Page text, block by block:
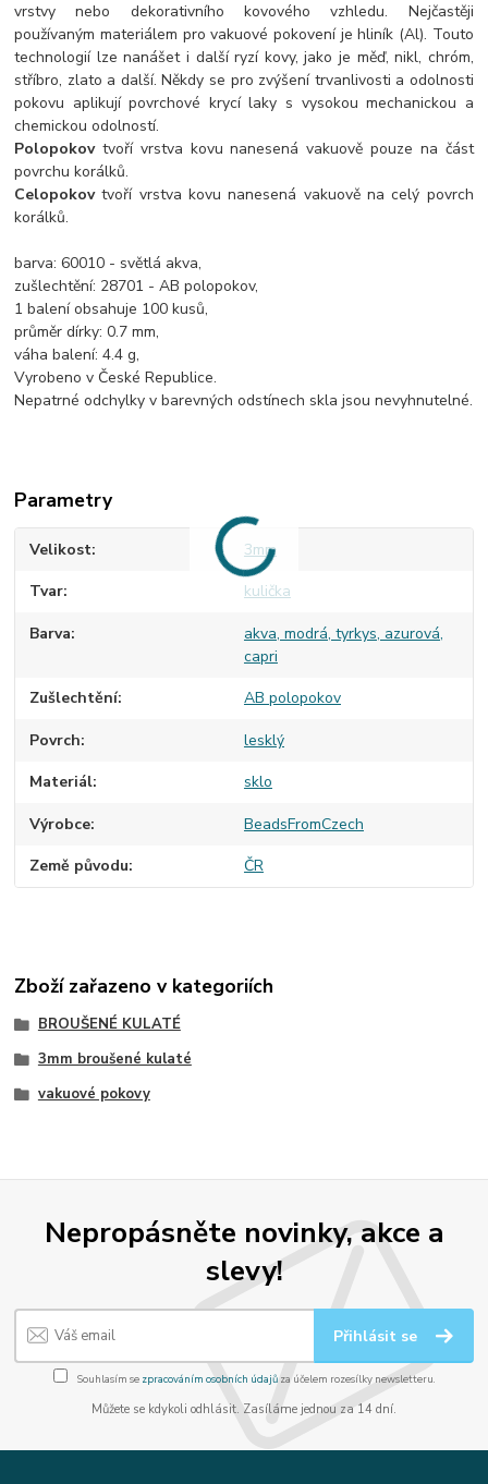
vrstvy nebo dekorativního kovového vzhledu. Nejčastěji
používaným materiálem pro vakuové pokovení je hliník (Al). Touto
technologií lze nanášet i další ryzí kovy, jako je měď, nikl, chróm,
stříbro, zlato a další. Někdy se pro zvýšení trvanlivosti a odolnosti
pokovu aplikují povrchové krycí laky s vysokou mechanickou a
chemickou odolností.
Polopokovtvoří vrstva kovu nanesená vakuově pouze na část
povrchu korálků.
Celopokovtvoří vrstva kovu nanesená vakuově na celý povrch
korálků.
barva: 60010 - světlá akva,
zušlechtění: 28701 - AB polopokov,
1 balení obsahuje 100 kusů,
průměr dírky: 0.7 mm,
váha balení: 4.4 g,
Vyrobeno v České Republice.
Nepatrné odchylky v barevných odstínech skla jsou nevyhnutelné.
Parametry
Velikost 3mm
Tvar kulička
Barva
akva, modrá, tyrkys, azurová,
capri
Zušlechtění AB polopokov
Povrch lesklý
Materiál sklo
Výrobce BeadsFromCzech
Země původu ČR
Zboží zařazeno v kategoriích
BROUŠENÉ KULATÉ
3mm broušené kulaté
vakuové pokovy
Nepropásněte novinky, akce a
slevy!
Přihlásit se
Souhlasím se zpracováním osobních údajůza účelem rozesílky newsletteru.
Můžete se kdykoli odhlásit. Zasíláme jednou za 14 dní.